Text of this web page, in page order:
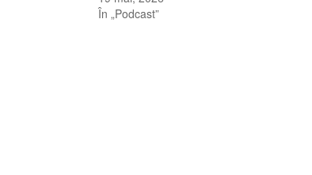
În „Podcast”